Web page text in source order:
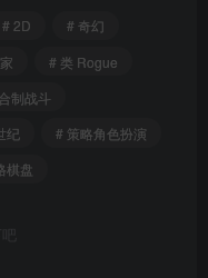
# 2D
# 奇幻
# 类 Rogue
制战斗
纪
# 策略角色扮演
棋盘